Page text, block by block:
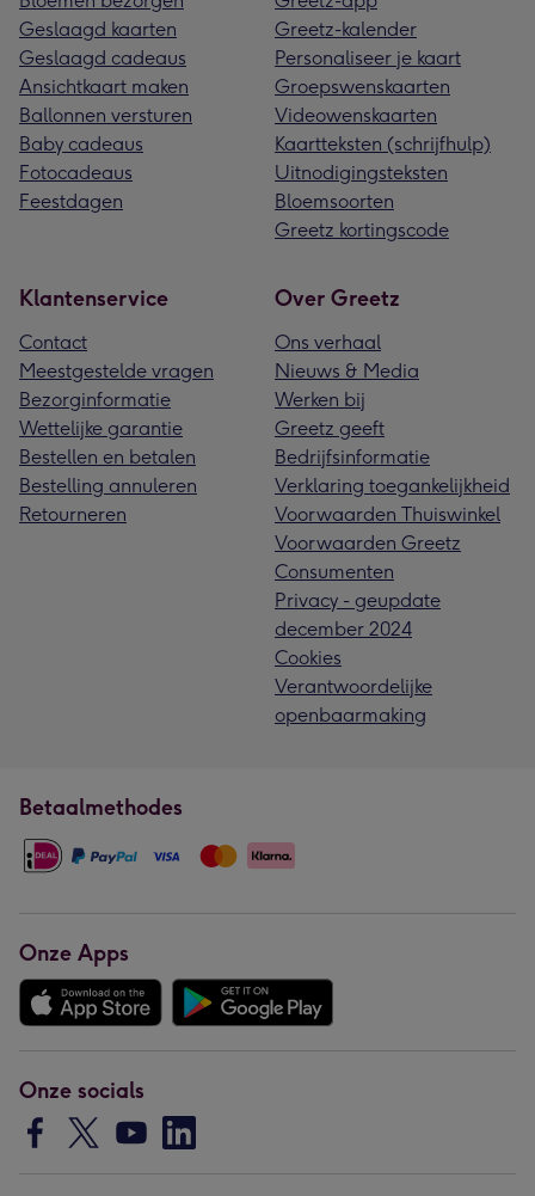
Geslaagd kaarten
Geslaagd cadeaus
Ansichtkaart maken
Ballonnen versturen
Baby cadeaus
Fotocadeaus
Feestdagen
Greetz-kalender
Personaliseer je kaart
Groepswenskaarten
Videowenskaarten
Kaartteksten (schrijfhulp)
Uitnodigingsteksten
Bloemsoorten
Greetz kortingscode
Klantenservice
Contact
Meestgestelde vragen
Bezorginformatie
Wettelijke garantie
Bestellen en betalen
Bestelling annuleren
Retourneren
Over Greetz
Ons verhaal
Nieuws & Media
Werken bij
Greetz geeft
Bedrijfsinformatie
Verklaring toegankelijkheid
Voorwaarden Thuiswinkel
Voorwaarden Greetz
Consumenten
Privacy - geupdate
december 2024
Cookies
Verantwoordelijke
openbaarmaking
Betaalmethodes
Onze Apps
Onze socials